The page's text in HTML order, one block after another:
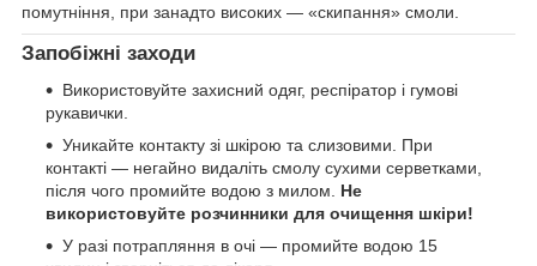
помутніння, при занадто високих — «скипання» смоли.
Запобіжні заходи
Використовуйте захисний одяг, респіратор і гумові
рукавички.
Уникайте контакту зі шкірою та слизовими. При
контакті — негайно видаліть смолу сухими серветками,
після чого промийте водою з милом. Не
використовуйте розчинники для очищення шкіри!
У разі потрапляння в очі — промийте водою 15